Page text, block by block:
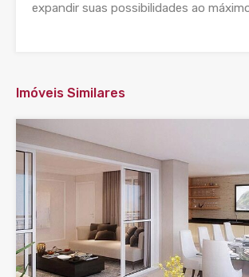
expandir suas possibilidades ao
Imóveis Similares